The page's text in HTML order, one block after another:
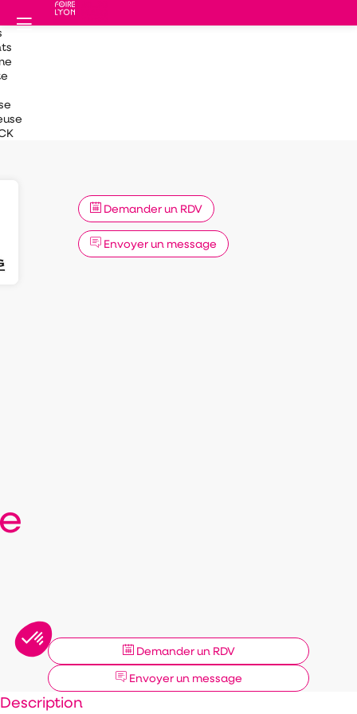
Demander un RDV
Envoyer un message
Demander un RDV
Envoyer un message
Description